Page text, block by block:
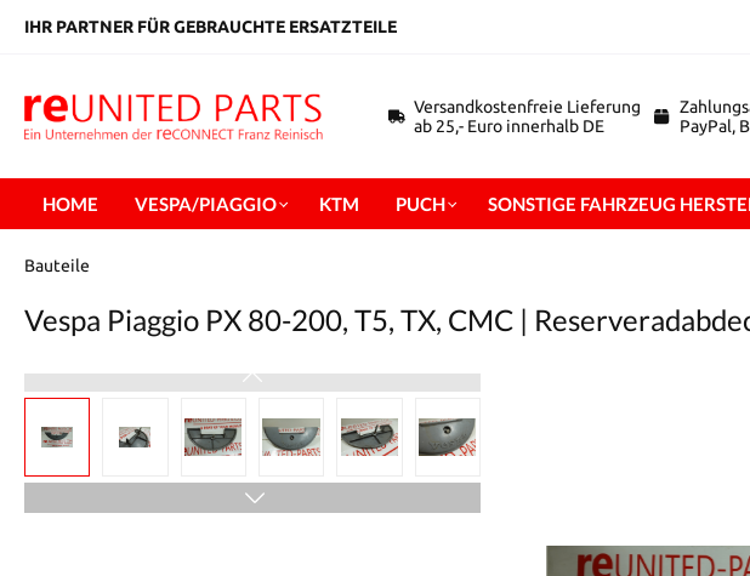
springen
IHR PARTNER FÜR GEBRAUCHTE ERSATZTEILE
Versandkostenfreie Lieferung
ab 25,- Euro innerhalb DE
PayPal,
HOME VESPA/PIAGGIO KTM PUCH SONSTIGE FAHRZEUG
Bauteile
Vespa Piaggio PX 80-200, T5, TX, CMC |